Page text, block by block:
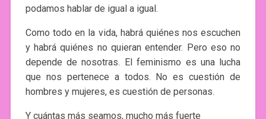
podamos hablar de igual a igual.
Como todo en la vida, habrá quiénes nos escuchen
y habrá quiénes no quieran entender. Pero eso no
depende de nosotras. El feminismo es una lucha
que nos pertenece a todos. No es cuestión de
hombres y mujeres, es cuestión de personas.
Y cuántas más seamos, mucho más fuerte